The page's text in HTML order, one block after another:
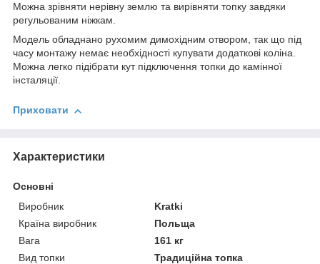
Можна зрівняти нерівну землю та вирівняти топку завдяки
регульованим ніжкам.
Модель обладнано рухомим димохідним отвором, так що під
часу монтажу немає необхідності купувати додаткові коліна.
Можна легко підібрати кут підключення топки до камінної
інсталяції.
Приховати
Характеристики
Основні
Виробник
Kratki
Країна виробник
Польща
Вага
161 кг
Вид топки
Традиційна топка